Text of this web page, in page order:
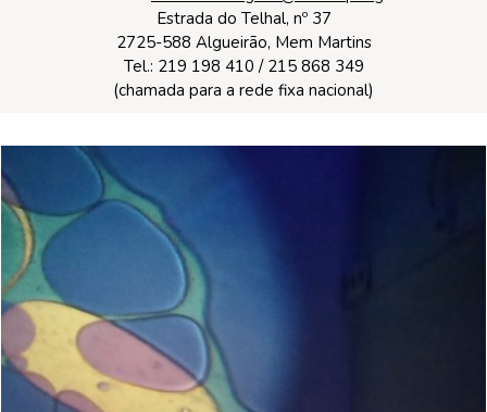
Estrada do Telhal, nº 37
2725-588 Algueirão, Mem Martins
Tel.: 219 198 410 / 215 868 349
(chamada para a rede fixa nacional)